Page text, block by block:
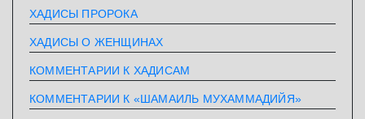
ХАДИСЫ ПРОРОКА
ХАДИСЫ О ЖЕНЩИНАХ
КОММЕНТАРИИ К ХАДИСАМ
КОММЕНТАРИИ К «ШАМАИЛЬ МУХАММАДИЙЯ»